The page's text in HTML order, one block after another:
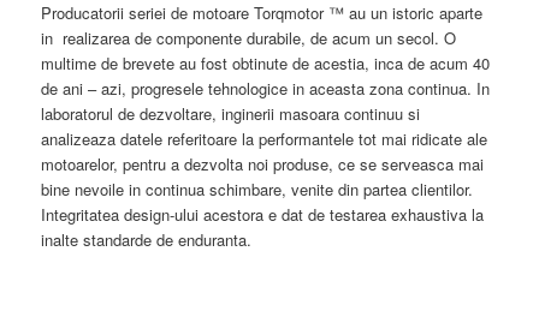
Producatorii seriei de motoare Torqmotor ™ au un istoric aparte
in realizarea de componente durabile, de acum un secol. O
multime de brevete au fost obtinute de acestia, inca de acum 40
de ani – azi, progresele tehnologice in aceasta zona continua. In
laboratorul de dezvoltare, inginerii masoara continuu si
analizeaza datele referitoare la performantele tot mai ridicate ale
motoarelor, pentru a dezvolta noi produse, ce se serveasca mai
bine nevoile in continua schimbare, venite din partea clientilor.
Integritatea design-ului acestora e dat de testarea exhaustiva la
inalte standarde de enduranta.